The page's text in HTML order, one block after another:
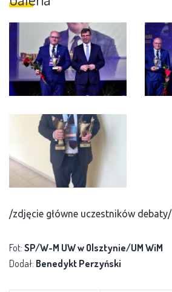
/zdjęcie główne uczestników debaty/
Fot: SP/W-M UW w Olsztynie/UM WiM
Dodał: Benedykt Perzyński